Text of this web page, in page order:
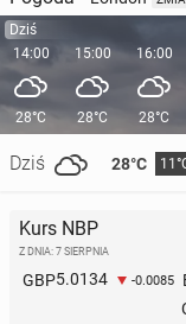
Dziś
14:00
28°C
Dziś 28°C
15:00
28°C
16:00
28°C
Kurs NBP
Z DNIA: 7 SIERPNIA
GBP5.0134 -0.0085